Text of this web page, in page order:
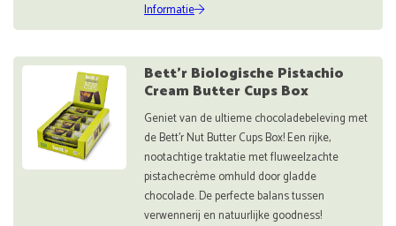
Informatie
Bett'r Biologische Pistachio
Cream Butter Cups Box
Geniet van de ultieme chocoladebeleving met
de Bett’r Nut Butter Cups Box! Een rijke,
nootachtige traktatie met fluweelzachte
pistachecrème omhuld door gladde
chocolade. De perfecte balans tussen
verwennerij en natuurlijke goodness!